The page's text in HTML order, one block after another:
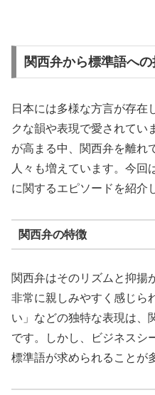
関西弁から標準語へ
日本には多様な方言が存在
クな韻や表現で愛されてい
が高まる中、関西弁を離れ
人々も増えています。今回
に関するエピソードを紹介
関西弁の特徴
関西弁はそのリズムと抑揚
非常に親しみやすく感じら
い」などの独特な表現は、
です。しかし、ビジネスシ
標準語が求められることが